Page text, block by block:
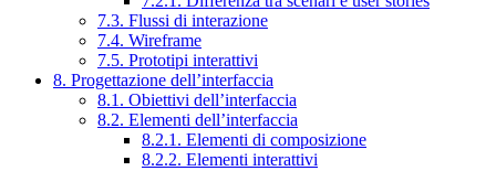
7.3. Flussi di interazione
7.4. Wireframe
7.5. Prototipi interattivi
8. Progettazione dell’interfaccia
8.1. Obiettivi dell’interfaccia
8.2. Elementi dell’interfaccia
8.2.1. Elementi di composizione
8.2.2. Elementi interattivi